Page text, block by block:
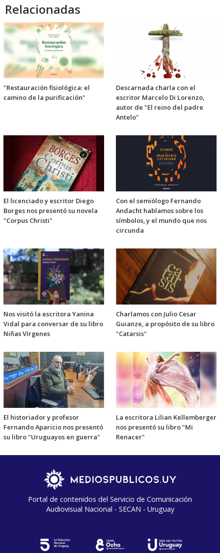
Relacionadas
"Restauración fisiológica: el
camino de la purificación"
Descarnada charla con el
escritor Marcelo Di Lorenzo,
autor de "El reino del padre
Antelo"
El licenciado y escritor Diego
Borges nos presentó su novela
"Corpus Christi"
Con el semiólogo Fernando
Andacht hablamos sobre los
símbolos, y el mundo que nos
circunda
Nos visitó la escritora Yanina
Vidal para conversar de su libro
Niñas Vírgenes
Charlamos con Julio Cesar
Guianze, a propósito de su libro
"Catarsis"
El historiador y profesor
Fernando Aparicio nos presentó
su libro "Uruguayos en guerra"
La escritora Lilian Kellemberger
nos presentó su libro "Mi
Renacer"
Portal de contenidos del Servicio de Comunicación
Audiovisual Nacional - SECAN - Uruguay